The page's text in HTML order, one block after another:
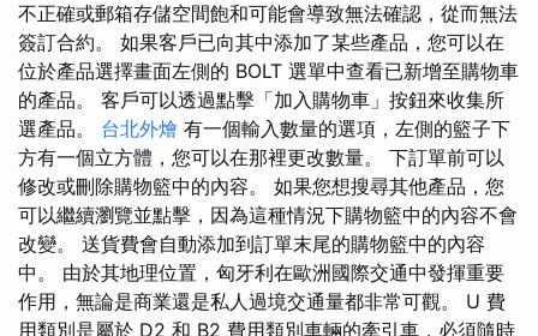
不正確或郵箱存儲空間飽和可能會導致無法確認，從而無法
簽訂合約。 如果客戶已向其中添加了某些產品，您可以在
位於產品選擇畫面左側的 BOLT 選單中查看已新增至購物車
的產品。 客戶可以透過點擊「加入購物車」按鈕來收集所
選產品。 台北外燴 有一個輸入數量的選項，左側的籃子下
方有一個立方體，您可以在那裡更改數量。 下訂單前可以
修改或刪除購物籃中的內容。 如果您想搜尋其他產品，您
可以繼續瀏覽並點擊，因為這種情況下購物籃中的內容不會
改變。 送貨費會自動添加到訂單末尾的購物籃中的內容
中。 由於其地理位置，匈牙利在歐洲國際交通中發揮重要
作用，無論是商業還是私人過境交通量都非常可觀。 U 費
用類別是屬於 D2 和 B2 費用類別車輛的牽引車，必須隨時